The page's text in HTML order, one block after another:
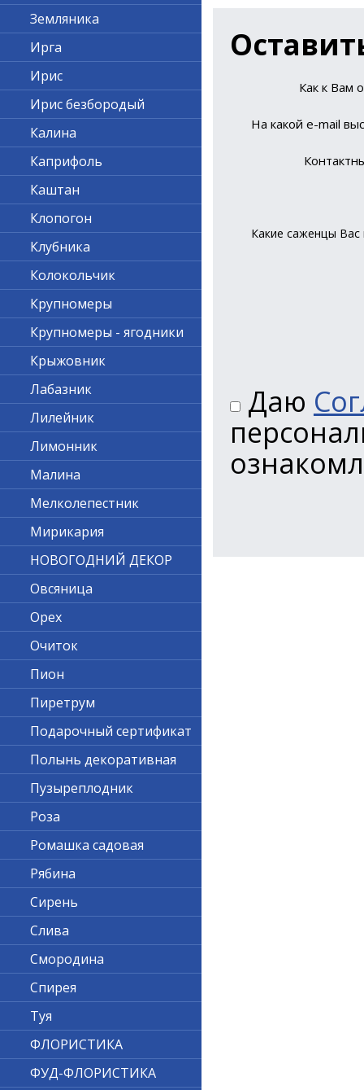
Как к Вам
На какой е-mail
Какие саженцы Вас
Даю
Земляника
Ирга
Ирис
Ирис безбородый
Калина
Каприфоль
Каштан
Клопогон
Клубника
Колокольчик
Крупномеры
Крупномеры - ягодники
Крыжовник
Лабазник
Лилейник
Лимонник
Малина
Мелколепестник
Мирикария
НОВОГОДНИЙ ДЕКОР
Овсяница
Орех
Очиток
Пион
Пиретрум
Подарочный сертификат
Полынь декоративная
Пузыреплодник
Роза
Ромашка садовая
Рябина
Сирень
Слива
Смородина
Спирея
Туя
ФЛОРИСТИКА
ФУД-ФЛОРИСТИКА